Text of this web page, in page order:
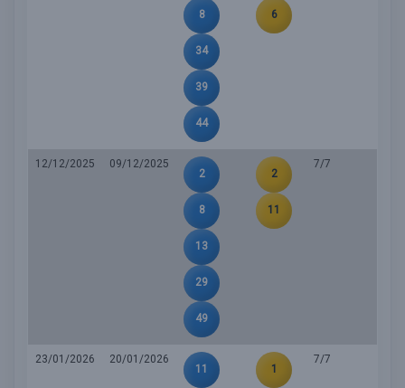
8
34
39
44
6
12/12/2025
09/12/2025
2
8
13
29
49
2
11
7/7
23/01/2026
20/01/2026
11
1
7/7